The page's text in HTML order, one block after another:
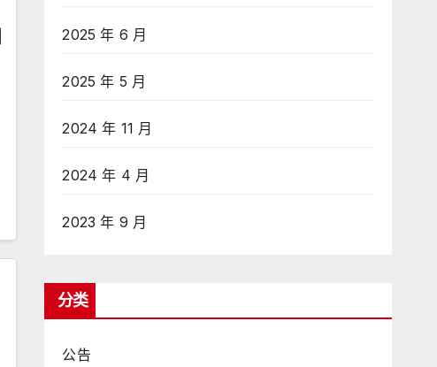
2025 年 6 月
2025 年 5 月
2024 年 11 月
2024 年 4 月
2023 年 9 月
分类
公告